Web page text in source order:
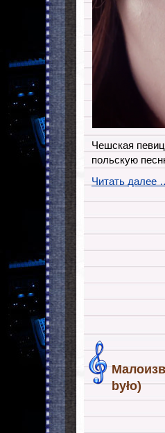
Чешская
польскую
Читать далее
było)